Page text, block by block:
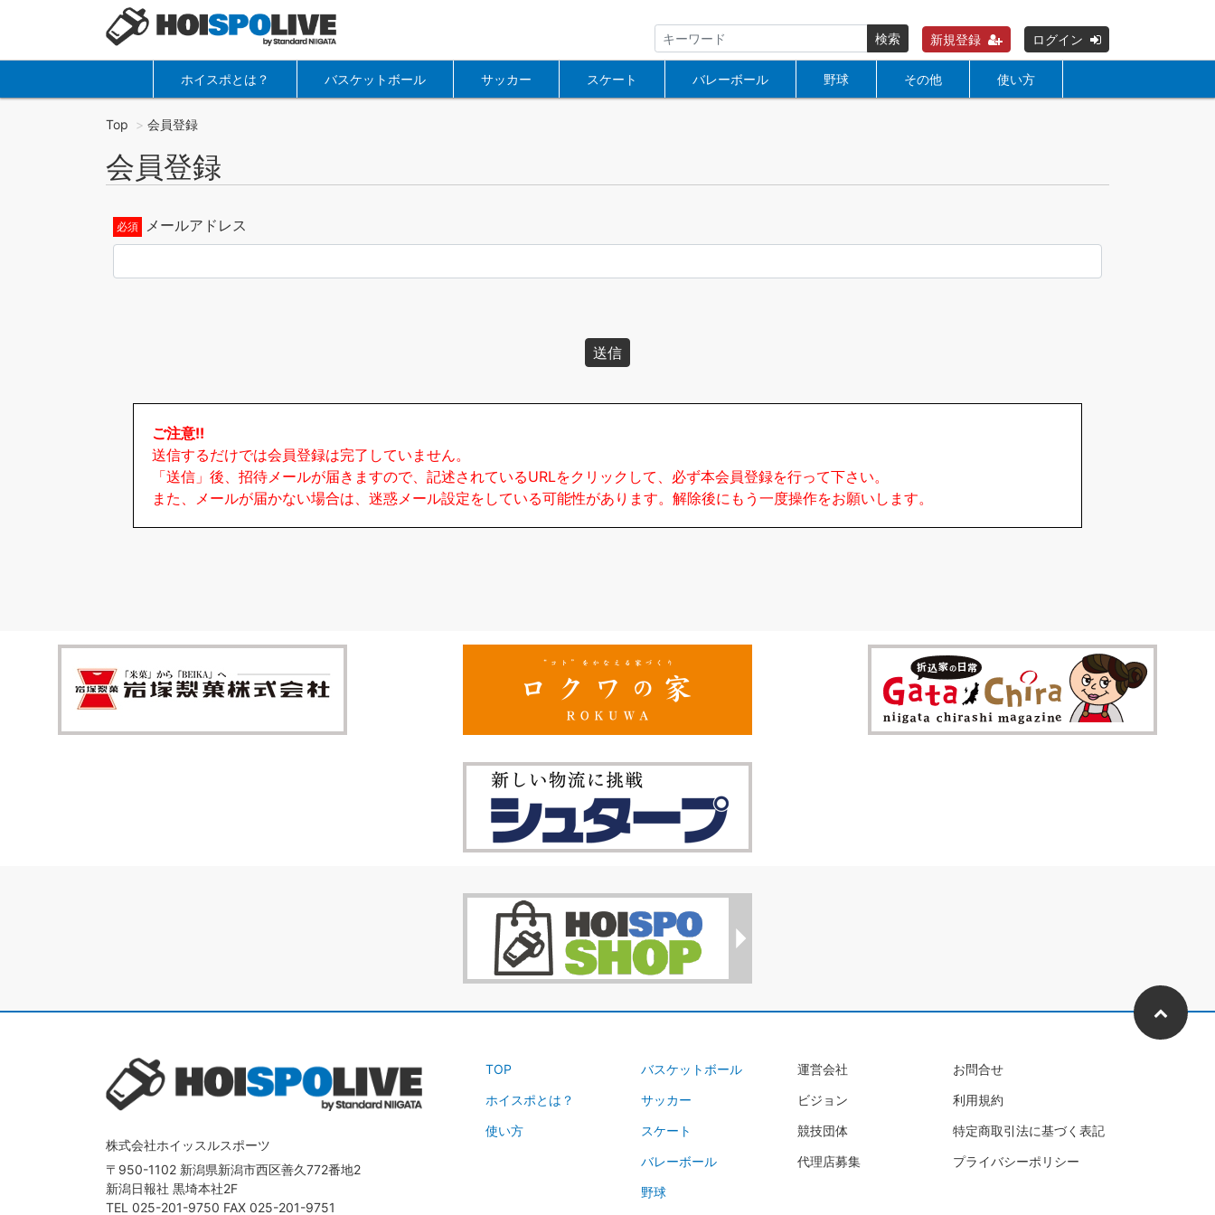
検索 新規登録 ログイン
ホイスポとは？ バスケットボール サッカー スケート バレーボール 野球 その他 使い方
Top 会員登録
会員登録
メールアドレス
送信
ご注意!!
送信するだけでは会員登録は完了していません。
「送信」後、招待メールが届きますので、記述されているURLをクリックして、必ず本会員登録を行って下さい。
また、メールが届かない場合は、迷惑メール設定をしている可能性があります。解除後にもう一度操作をお願いします。
株式会社ホイッスルスポーツ
〒950-1102 新潟県新潟市西区善久772番地2
新潟日報社 黒埼本社2F
TEL 025-201-9750 FAX 025-201-9751
TOP
ホイスポとは？
使い方
バスケットボール
サッカー
スケート
バレーボール
野球
運営会社
ビジョン
競技団体
代理店募集
お問合せ
利用規約
特定商取引法に基づく表記
プライバシーポリシー